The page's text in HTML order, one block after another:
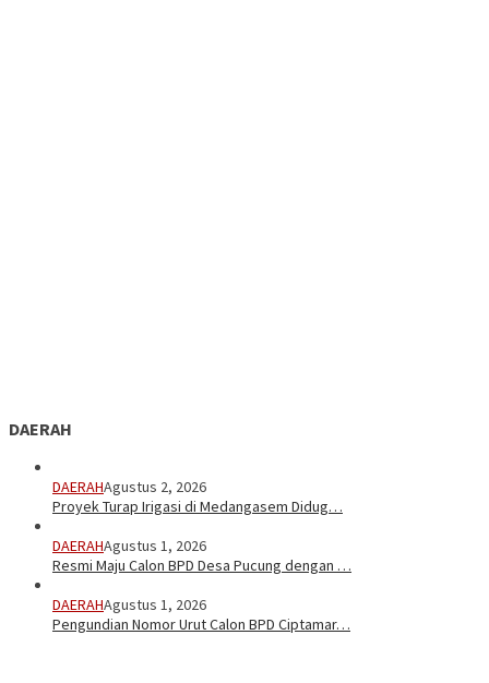
DAERAH
DAERAHAgustus 2, 2026
Proyek Turap Irigasi di Medangasem Didug…
DAERAHAgustus 1, 2026
Resmi Maju Calon BPD Desa Pucung dengan …
DAERAHAgustus 1, 2026
Pengundian Nomor Urut Calon BPD Ciptamar…